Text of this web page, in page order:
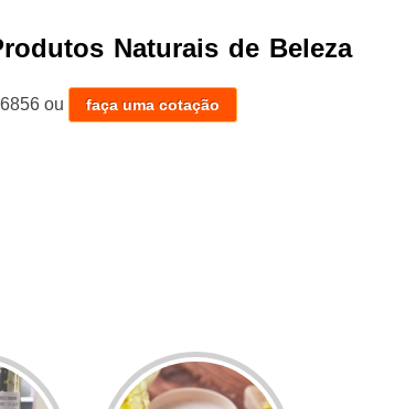
Naturais de Beleza
ou faça uma cotação